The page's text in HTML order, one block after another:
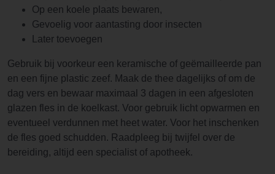
Op een koele plaats bewaren,
Gevoelig voor aantasting door insecten
Later toevoegen
Gebruik bij voorkeur een keramische of geëmailleerde pan
en een fijne plastic zeef. Maak de thee dagelijks of om de
dag vers en bewaar maximaal 3 dagen in een afgesloten
glazen fles in de koelkast. Voor gebruik licht opwarmen en
eventueel verdunnen met heet water. Voor het inschenken
de fles goed schudden. Raadpleeg bij twijfel over de
bereiding, altijd een specialist of apotheek.